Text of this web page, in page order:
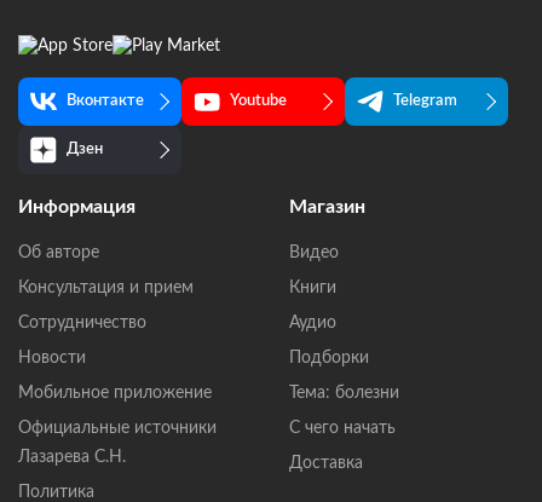
Вконтакте Youtube Telegram
Дзен
Информация
Об авторе
Консультация и прием
Сотрудничество
Новости
Мобильное приложение
Официальные источники
Лазарева С.Н.
Политика
Магазин
Видео
Книги
Аудио
Подборки
Тема: болезни
С чего начать
Доставка